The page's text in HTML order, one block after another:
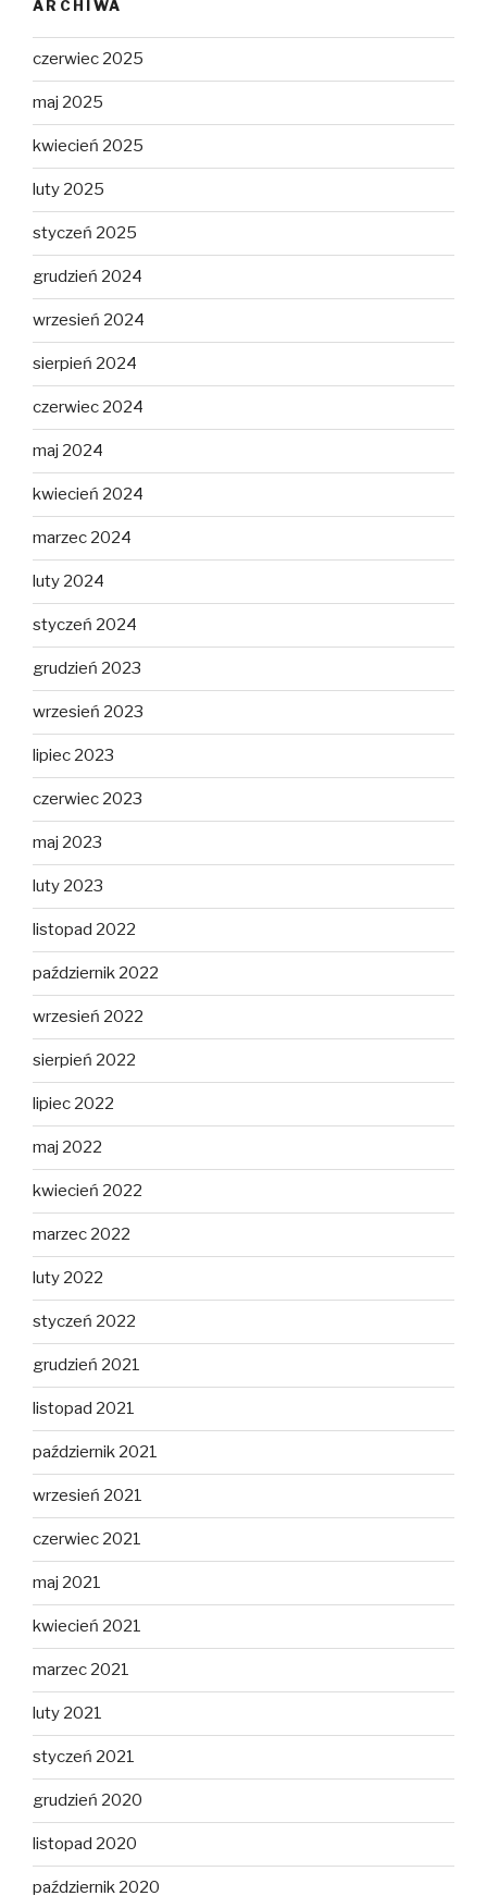
ARCHIWA
czerwiec 2025
maj 2025
kwiecień 2025
luty 2025
styczeń 2025
grudzień 2024
wrzesień 2024
sierpień 2024
czerwiec 2024
maj 2024
kwiecień 2024
marzec 2024
luty 2024
styczeń 2024
grudzień 2023
wrzesień 2023
lipiec 2023
czerwiec 2023
maj 2023
luty 2023
listopad 2022
październik 2022
wrzesień 2022
sierpień 2022
lipiec 2022
maj 2022
kwiecień 2022
marzec 2022
luty 2022
styczeń 2022
grudzień 2021
listopad 2021
październik 2021
wrzesień 2021
czerwiec 2021
maj 2021
kwiecień 2021
marzec 2021
luty 2021
styczeń 2021
grudzień 2020
listopad 2020
październik 2020